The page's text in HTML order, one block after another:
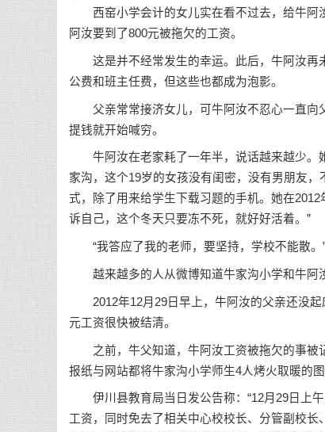
西窑小学会计的女儿实在看不过去，给牛阿
阿汝要到了800元被拖欠的工资。
这是并不经常发生的幸运。此后，牛阿汝再
公费和班主任费，但这些也都成为泡影。
父亲常常接济女儿，可牛阿汝不忍心一直向
提钱就开始喊穷。
牛阿汝在老家耗了一年半，说话越来越少。
家沟，这个19岁的女孩没有闺密，没有男朋友
式，除了用来给学生下载习题的手机。她在
诉自己，这个冬天只要冻不死，就好好活着。”
“我答应了我的老师，要坚持，学校不能散。
越来越多的人从微博知道牛家沟小学和牛阿
2012年12月29日早上，牛阿汝的父亲还没起
元工资很快被结清。
之前，牛父知道，牛阿汝工资被拖欠的事被
报纸与网站都将牛家沟小学师生4人烤火取暖的图
伊川县教育局当日发公告称：“12月29日上午
工资，同时免去了相关中心校校长、分管副校